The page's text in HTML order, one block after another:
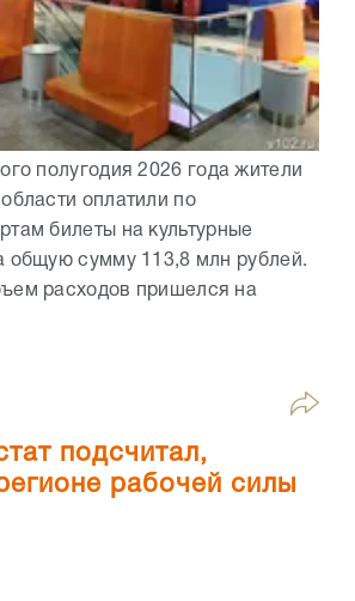
полугодия 2026 года жители
оплатили по
билеты на культурные
общую сумму 113,8 млн рублей.
расходов пришелся на
подсчитал,
рабочей силы